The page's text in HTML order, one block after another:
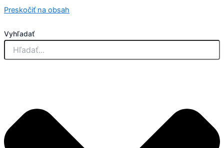
Preskočiť na obsah
Vyhľadať